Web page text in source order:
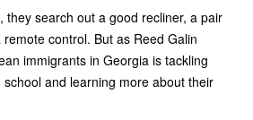
they search out a good recliner, a pair
control. But as Reed Galin
immigrants in Georgia is tackling
and learning more about their